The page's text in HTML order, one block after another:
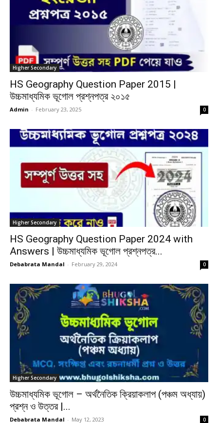
Higher Secondary
HS Geography Question Paper 2015 |
উচ্চমাধ্যমিক ভূগোল প্রশ্নপত্র ২০১৫
Admin - February 23, 2025 0
Higher Secondary
HS Geography Question Paper 2024 with
Answers | উচ্চমাধ্যমিক ভূগোল প্রশ্নপত্র...
Debabrata Mandal - February 29, 2024 0
Higher Secondary
উচ্চমাধ্যমিক ভূগোল – অর্থনৈতিক ক্রিয়াকলাপ (পঞ্চম অধ্যায়)
প্রশ্ন ও উত্তর |...
Debabrata Mandal - May 12, 2023 0